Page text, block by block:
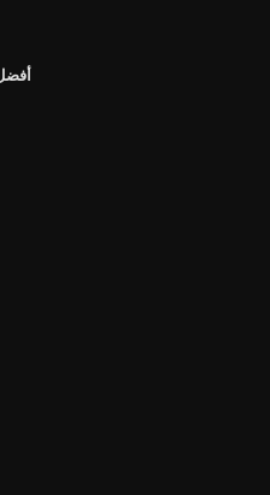
أفضل